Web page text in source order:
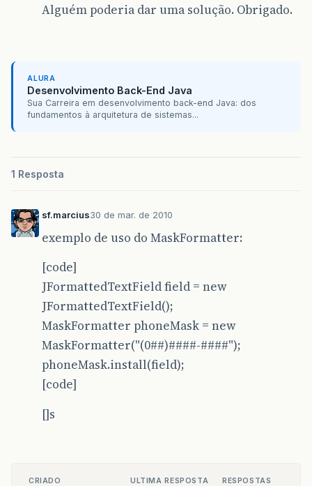
Alguém poderia dar uma solução. Obrigado.
ALURA
Desenvolvimento Back-End Java
Sua Carreira em desenvolvimento back-end Java: dos
fundamentos à arquitetura de sistemas...
1 Resposta
sf.marcius30 de mar. de 2010
exemplo de uso do MaskFormatter:
[code]
JFormattedTextField field = new
JFormattedTextField();
MaskFormatter phoneMask = new
MaskFormatter("(0##)####-####");
phoneMask.install(field);
[code]
[]s
CRIADO ULTIMA RESPOSTA RESPOSTAS